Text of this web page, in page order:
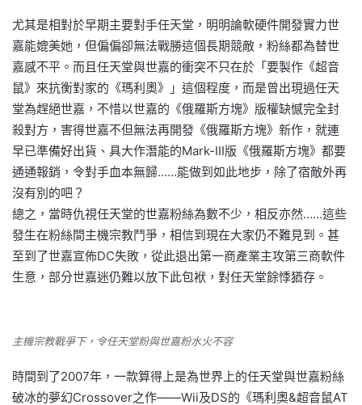
尤其是相對於早期主要對手任天堂，明明論軟硬件開發實力世
嘉能媲美她，但偏偏卻無法戰勝這個長期競敵，粉絲都為替世
嘉感不平。而且任天堂與世嘉的衝突不只在於「要製作《超音
鼠》來抗衡對家的《瑪利奧》」這個程度，而是曾出現過任天
堂為趕絕世嘉，不惜以世嘉的《俄羅斯方塊》版權缺憾完全封
殺對方，害得世嘉不但無法再開發《俄羅斯方塊》新作，就連
早已準備好出貨、具大作潛能的Mark-III版《俄羅斯方塊》都要
通通報銷，令對手血本無歸……能做到如此地步，除了宿敵外再
沒有別的吧？
總之，當時仇視任天堂的世嘉粉絲為數不少，相反亦然……這些
發生在粉絲間主機宗教鬥爭，相信到現在大家仍不難見到。甚
至到了世嘉宣佈DC失敗，從此退出第一商產業主攻第三商軟件
生意，部分世嘉迷仍難以放下此包袱，對任天堂餘悸猶存。
主機宗教戰爭下，令任天堂粉與世嘉粉水火不容
時間到了2007年，一款算得上是為世界上的任天堂與世嘉粉絲
破冰的夢幻Crossover之作——Wii及DS的《瑪利奧&超音鼠AT